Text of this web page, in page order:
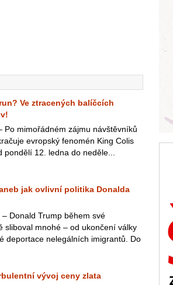
Ve ztracených balíčcích
Po mimořádném zájmu návštěvníků
evropský fenomén King Colis
12. ledna do neděle...
jak ovlivní politika Donalda
– Donald Trump během své
sliboval mnohé – od ukončení války
deportace nelegálních imigrantů. Do
vývoj ceny zlata